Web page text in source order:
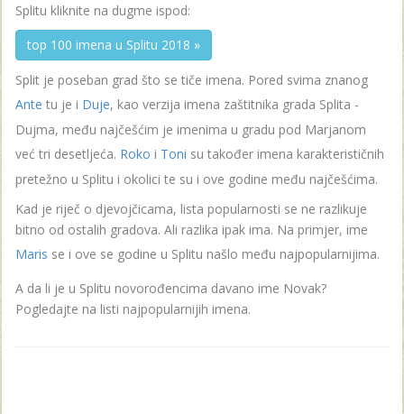
Splitu kliknite na dugme ispod:
top 100 imena u Splitu 2018 »
Split je poseban grad što se tiče imena. Pored svima znanog
Ante tu je i Duje, kao verzija imena zaštitnika grada Splita -
Dujma, među najčešćim je imenima u gradu pod Marjanom
već tri desetljeća. Roko i Toni su također imena karakterističnih
pretežno u Splitu i okolici te su i ove godine među najčešćima.
Kad je riječ o djevojčicama, lista popularnosti se ne razlikuje
bitno od ostalih gradova. Ali razlika ipak ima. Na primjer, ime
Maris se i ove se godine u Splitu našlo među najpopularnijima.
A da li je u Splitu novorođencima davano ime Novak?
Pogledajte na listi najpopularnijih imena.